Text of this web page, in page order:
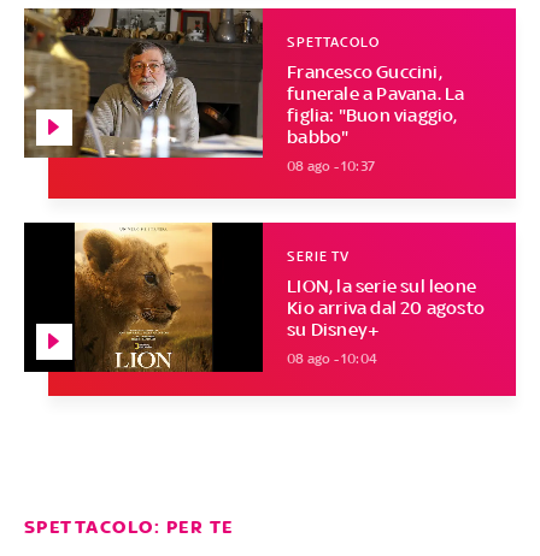
Francesco Guccini,
funerale a Pavana. La
figlia: "Buon viaggio,
babbo"
SPETTACOLO
08 ago - 10:37
LION, la serie sul leone
Kio arriva dal 20 agosto
su Disney+
SERIE TV
08 ago - 10:04
SPETTACOLO: PER TE